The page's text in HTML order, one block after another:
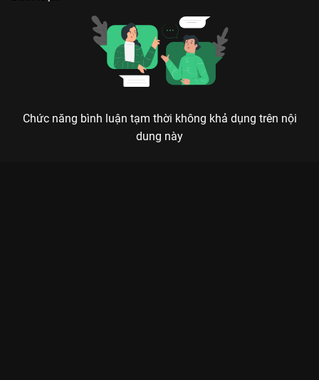
Chức năng bình luận tạm thời không khả dụng trên nội
dung này